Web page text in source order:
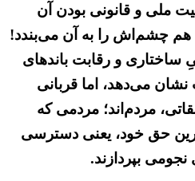
ملی و قانونی بودن آن
هم چشم‌اش را به آن می‌بندد!
ساختاری و رقابت باندهای
می‌دهد، اما قربانی
مردم‌اند؛ مردمی که
حق خود، یعنی دسترسی
نجومی بپردازند.